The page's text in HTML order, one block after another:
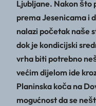
Ljubljane. Nakon što
prema Jesenicama i
nalazi početak naše
dok je kondicijski
vrha biti potrebno
većim dijelom ide
Planinska koča na
mogućnost da se